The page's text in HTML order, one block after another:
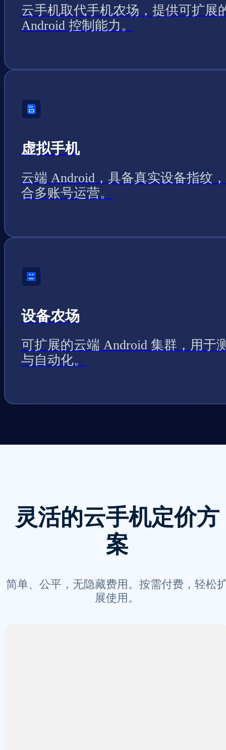
云手机取代手机农场，提供可扩展
Android 控制能力。
虚拟手机
云端 Android，具备真实设备指纹
合多账号运营。
设备农场
可扩展的云端 Android 集群，用于
与自动化。
灵活的云手机定价方
案
简单、公平，无隐藏费用。按需付费，轻松
展使用。